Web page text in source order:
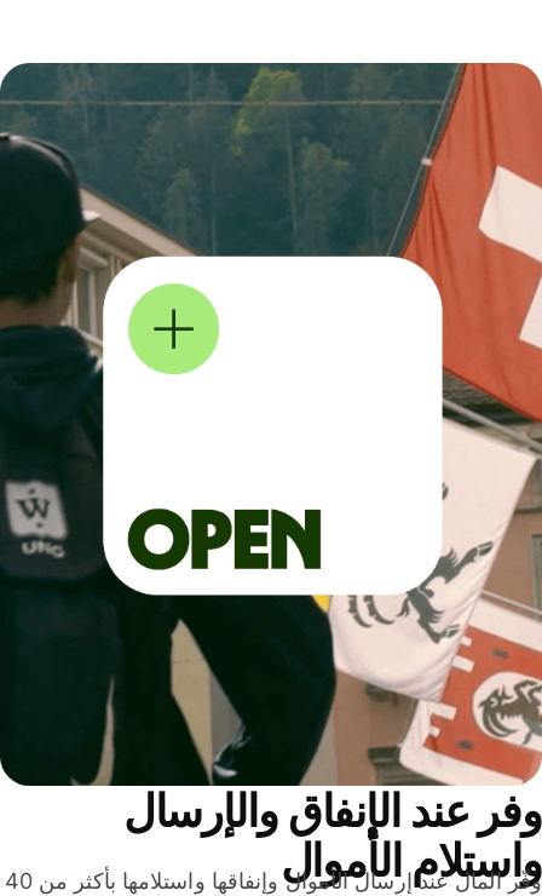
عند الإنفاق والإرسال
الأموال
وفّر المال عند إرسال الأموال وإنفاقها واستلامها بأكثر من 40